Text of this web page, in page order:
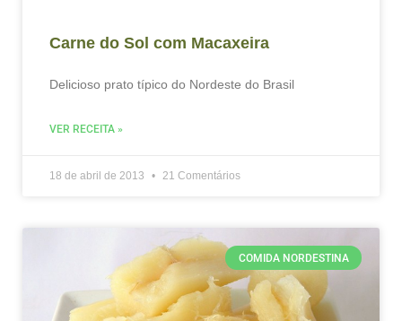
Carne do Sol com Macaxeira
Delicioso prato típico do Nordeste do Brasil
VER RECEITA »
18 de abril de 2013 21 Comentários
COMIDA NORDESTINA